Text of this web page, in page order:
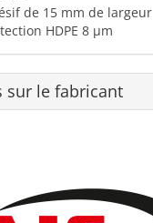
de 15 mm de largeur
HDPE 8 µm
sur le fabricant